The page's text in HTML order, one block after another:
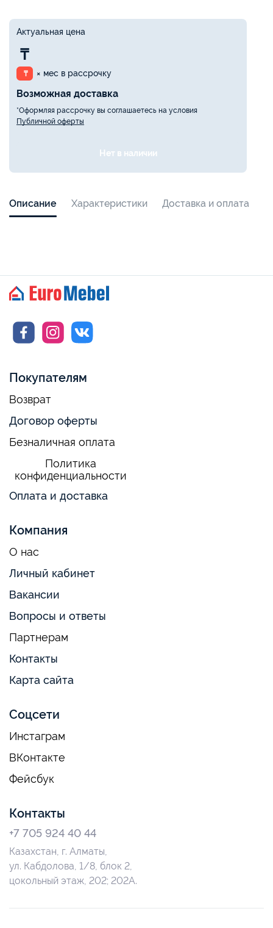
Актуальная цена
₸
₸ × мес в рассрочку
Возможная доставка
*Оформляя рассрочку вы соглашаетесь на условия
Публичной оферты
Нет в наличии
Описание Характеристики Доставка и оплата
Покупателям
Возврат
Договор оферты
Безналичная оплата
Политика
конфиденциальности
Оплата и доставка
Компания
О нас
Личный кабинет
Вакансии
Вопросы и ответы
Партнерам
Контакты
Карта сайта
Соцсети
Инстаграм
ВКонтакте
Фейсбук
Контакты
+7 705 924 40 44
Казахстан, г. Алматы,
ул. Кабдолова, 1/8, блок 2,
цокольный этаж, 202; 202А.